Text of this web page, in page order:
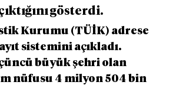
gösterdi.
Kurumu (TÜİK) adrese
sistemini açıkladı.
büyük şehri olan
nüfusu 4 milyon 504 bin